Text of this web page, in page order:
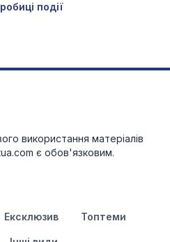
події
використання матеріалів
є обов'язковим.
Ексклюзив Топтеми